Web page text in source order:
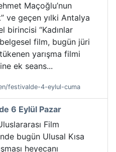
Maçoğlu’nun
ve geçen yılki Antalya
birincisi “Kadınlar
film, bugün jüri
yarışma filmi
ek seans...
festivalde-4-eylul-cuma
6 Eylül Pazar
Film
bugün Ulusal Kısa
heyecanı